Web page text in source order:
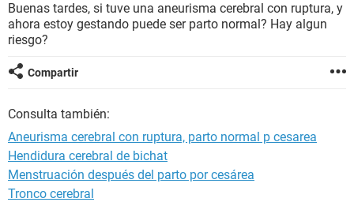
SEXUALIDAD
GLOSARIO
Buenas tardes, si tuve una aneurisma cerebral con ruptura, y
ahora estoy gestando puede ser parto normal? Hay algun
riesgo?
Compartir
Consulta también:
Aneurisma cerebral con ruptura, parto normal p cesarea
Hendidura cerebral de bichat
Menstruación después del parto por cesárea
Tronco cerebral